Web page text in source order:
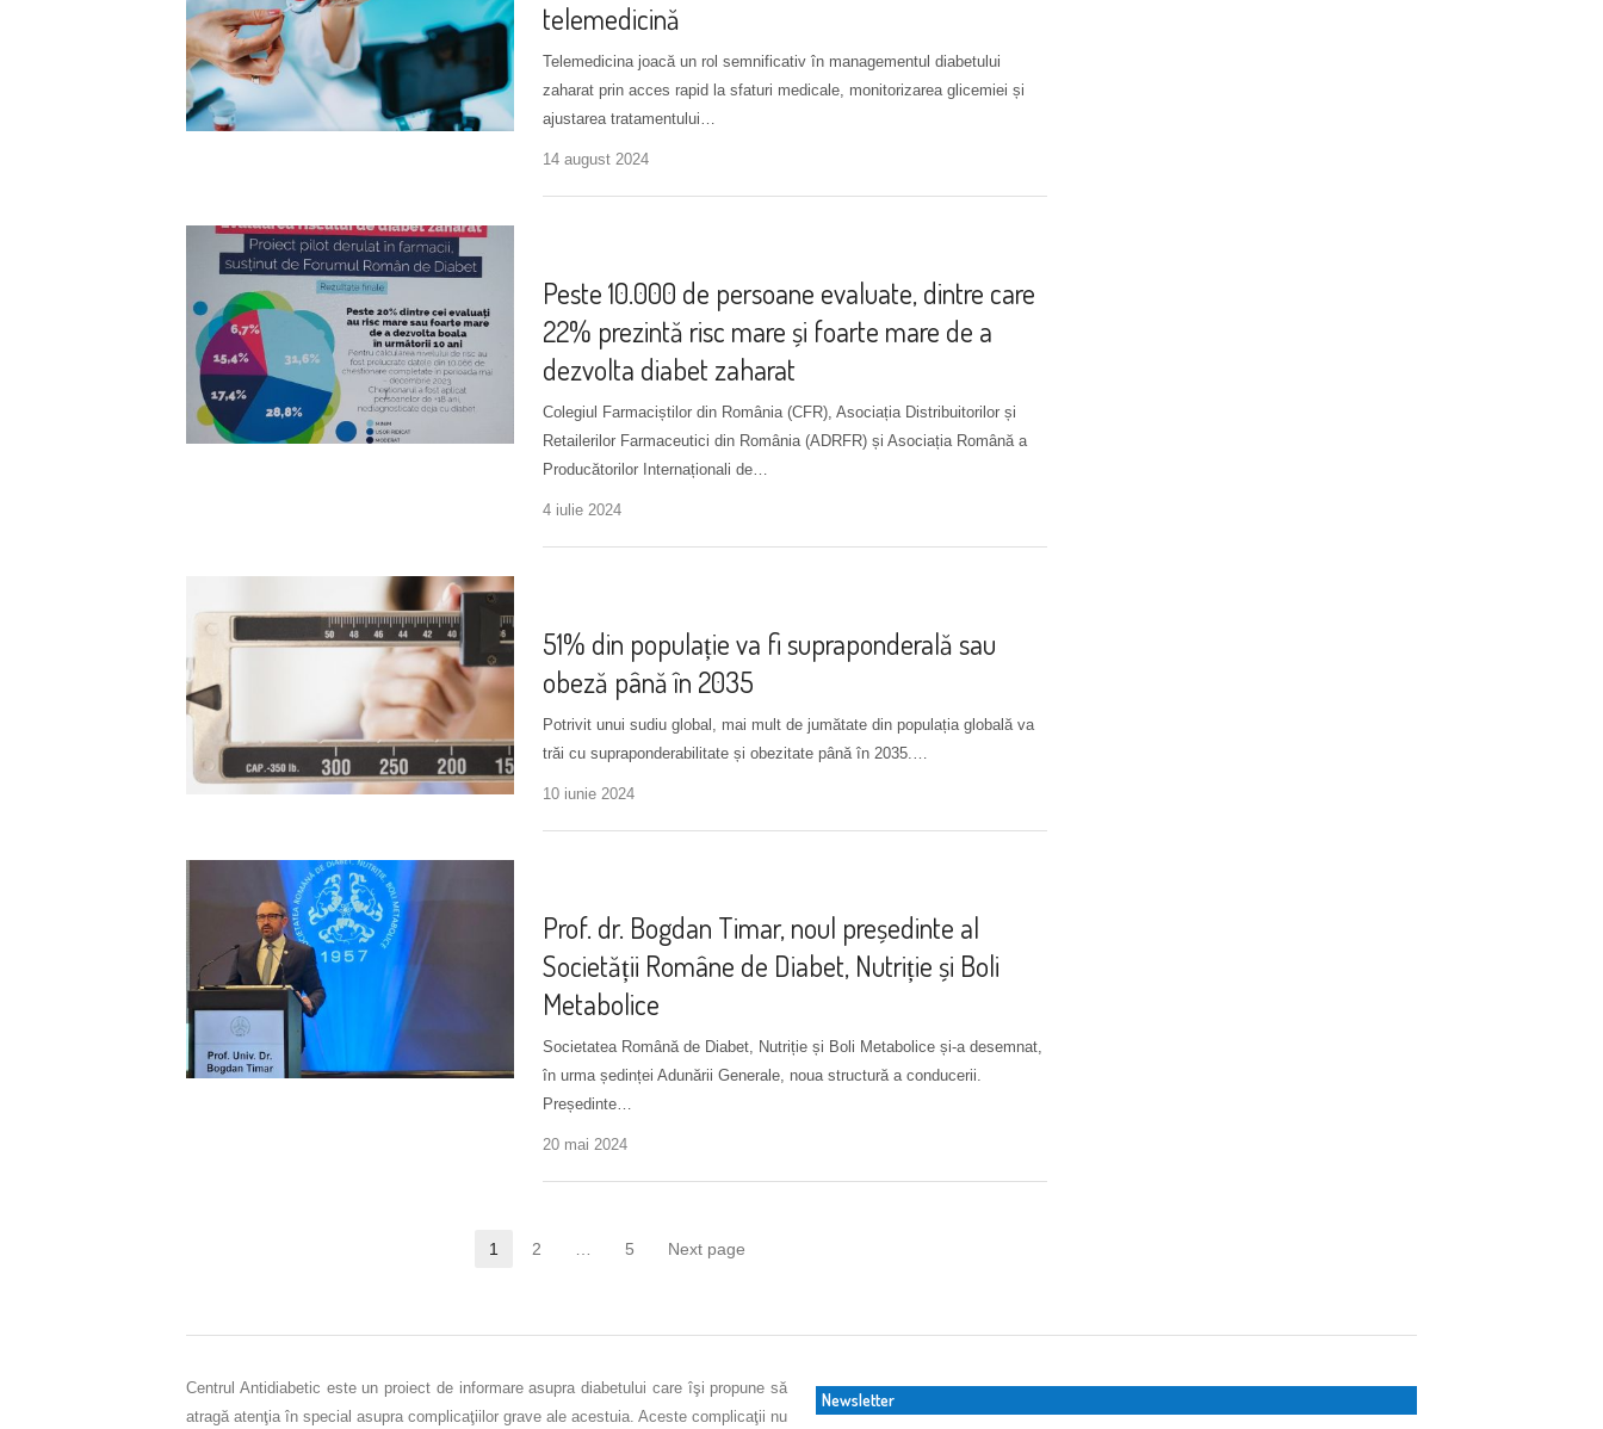
telemedicină
Telemedicina joacă un rol semnificativ în managementul diabetului
zaharat prin acces rapid la sfaturi medicale, monitorizarea glicemiei și
ajustarea tratamentului…
14 august 2024
Peste 10.000 de persoane evaluate, dintre care
22% prezintă risc mare și foarte mare de a
dezvolta diabet zaharat
Colegiul Farmaciștilor din România (CFR), Asociația Distribuitorilor și
Retailerilor Farmaceutici din România (ADRFR) și Asociația Română a
Producătorilor Internaționali de…
4 iulie 2024
51% din populație va fi supraponderală sau
obeză până în 2035
Potrivit unui sudiu global, mai mult de jumătate din populația globală va
trăi cu supraponderabilitate și obezitate până în 2035.…
10 iunie 2024
Prof. dr. Bogdan Timar, noul președinte al
Societății Române de Diabet, Nutriție și Boli
Metabolice
Societatea Română de Diabet, Nutriție și Boli Metabolice și-a desemnat,
în urma ședinței Adunării Generale, noua structură a conducerii.
Președinte…
20 mai 2024
Page
1 Page
2 Page
5 Next page
Centrul Antidiabetic este un proiect de informare asupra diabetului care îşi propune să
atragă atenţia în special asupra complicaţiilor grave ale acestuia. Aceste complicaţii nu
Newsletter